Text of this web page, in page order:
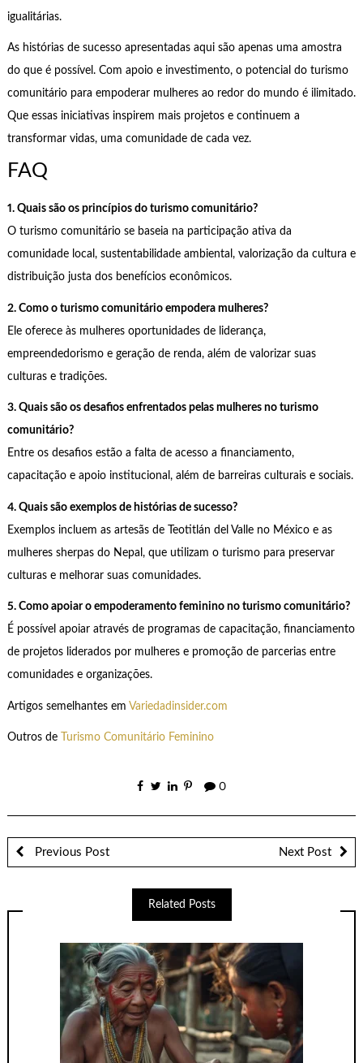
igualitárias.
As histórias de sucesso apresentadas aqui são apenas uma amostra
do que é possível. Com apoio e investimento, o potencial do turismo
comunitário para empoderar mulheres ao redor do mundo é ilimitado.
Que essas iniciativas inspirem mais projetos e continuem a
transformar vidas, uma comunidade de cada vez.
FAQ
1. Quais são os princípios do turismo comunitário?
O turismo comunitário se baseia na participação ativa da
comunidade local, sustentabilidade ambiental, valorização da cultura e
distribuição justa dos benefícios econômicos.
2. Como o turismo comunitário empodera mulheres?
Ele oferece às mulheres oportunidades de liderança,
empreendedorismo e geração de renda, além de valorizar suas
culturas e tradições.
3. Quais são os desafios enfrentados pelas mulheres no turismo
comunitário?
Entre os desafios estão a falta de acesso a financiamento,
capacitação e apoio institucional, além de barreiras culturais e sociais.
4. Quais são exemplos de histórias de sucesso?
Exemplos incluem as artesãs de Teotitlán del Valle no México e as
mulheres sherpas do Nepal, que utilizam o turismo para preservar
culturas e melhorar suas comunidades.
5. Como apoiar o empoderamento feminino no turismo comunitário?
É possível apoiar através de programas de capacitação, financiamento
de projetos liderados por mulheres e promoção de parcerias entre
comunidades e organizações.
Artigos semelhantes em Variedadinsider.com
Outros de Turismo Comunitário Feminino
0
Previous Post Next Post
Related Posts